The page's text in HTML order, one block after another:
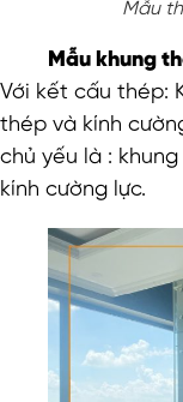
Mẫu
Mẫu khung
Với kết cấu thép:
thép và kính
chủ yếu là :
kính cường lực.